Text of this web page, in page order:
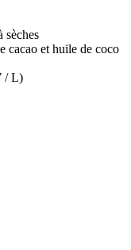
sèches
cacao et huile de coco
/ L)